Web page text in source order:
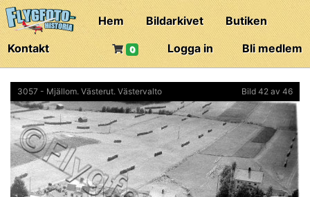
Hem Bildarkivet
Butiken
Kontakt
Bli medlem
Logga in
0
3057 - Mjällom. Västerut. Västervalto Bild 42 av 46